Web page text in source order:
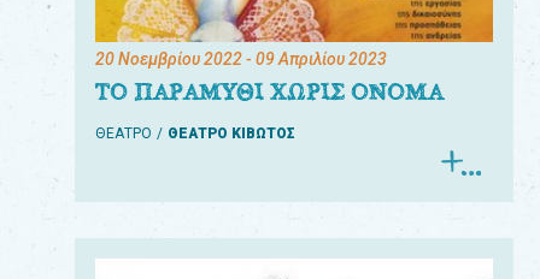
20 Νοεμβρίου 2022- 09 Απριλίου 2023
ΤΟ ΠΑΡΑΜΥΘΙ ΧΩΡΙΣ ΟΝΟΜΑ
ΘΕΑΤΡΟ ΘΕΑΤΡΟ ΚΙΒΩΤΟΣ